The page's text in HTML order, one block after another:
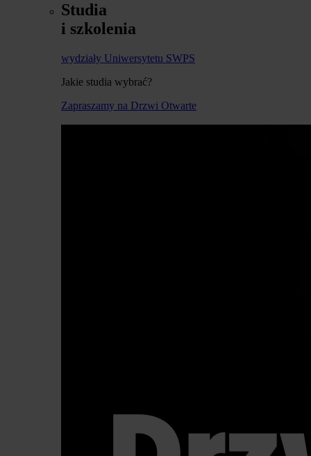
Studia
i szkolenia
wydziały Uniwersytetu SWPS
Jakie studia wybrać?
Zapraszamy na Drzwi Otwarte